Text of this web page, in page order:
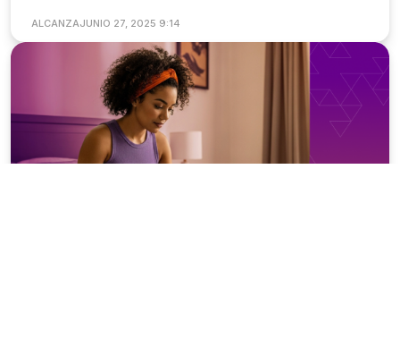
ALCANZAJUNIO 27, 2025 9:14